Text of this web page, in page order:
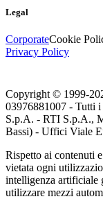
Legal
CorporateCookie
Privacy Policy
Copyright © 1999-
03976881007 - Tutti
S.p.A. - RTI S.p.A.,
Bassi) - Uffici Viale
Rispetto ai contenuti
vietata ogni
intelligenza artificiale
utilizzare mezzi